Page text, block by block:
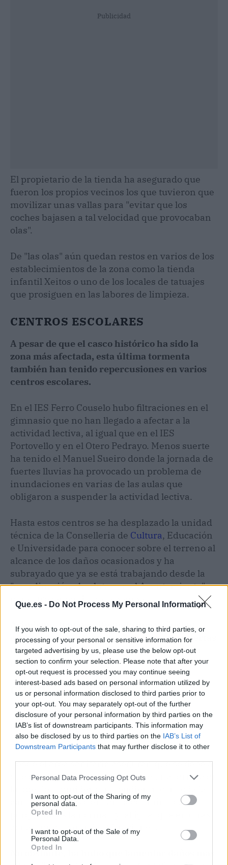
Que.es - Do Not Process My Personal Information
If you wish to opt-out of the sale, sharing to third parties, or
processing of your personal or sensitive information for
targeted advertising by us, please use the below opt-out
section to confirm your selection. Please note that after your
opt-out request is processed you may continue seeing
interest-based ads based on personal information utilized by
us or personal information disclosed to third parties prior to
your opt-out. You may separately opt-out of the further
disclosure of your personal information by third parties on the
IAB’s list of downstream participants. This information may
also be disclosed by us to third parties on the IAB’s List of
Downstream Participants that may further disclose it to other
Personal Data Processing Opt Outs
I want to opt-out of the Sharing of my
personal data.
Opted In
I want to opt-out of the Sale of my
Personal Data.
Opted In
Publicidad
El propietario de la tienda ha asegurado que
fueron los propios vecinos los que tuvieron que
movilizar unas vallas para "evitar que los
coches bajasen a tal velocidad que provocaban
olas".
De "las olas" aún quedan restos en varios de los
establecimientos de la zona como la tienda
infantil Xeitos o uno de los locales de tatuajes
que prosiguen en las labores de limpieza.
CENTROS ESCOLARES
A pesar de que el casco histórico ha sido la
zona más afectada, esta última tormenta
también han tenido repercusiones en varios
centros escolares.
En el IES Ferro Couselo hubo filtraciones en el
gimnasio que no han llegado a afectar a la
actividad lectiva, al igual que en el IES
Portovello y en el Otero Pedrayo. Menos suerte
ha tenido el Manuel Sueiro donde la jornada de
fuertes lluvias ha provocado un problema de
inundaciones en varias de las aulas que
obligaron a suspender la actividad lectiva.
Hasta estos centros se ha desplazado la unidad
técnica de la Conselleria de Cultura, Educación
e Universidade para conocer sobre el terreno al
alcance de los daños ocasionados y ha
subrayado que ya se está trabajando desde la
"coordinación absoluta con el Ayuntamiento"
para ofrecer equipos de bombeo.
Asimismo, han manifestado que se "están
revisando todas las zonas" para que las alertas
de tormenta que siguen activas "no causen
más daños".
CHUO
En el Complexo Hospitalario de Ourense, las
goteras se hicieron visibles entre el Hospital
Materno Infantil y el Edificio de Cristal.
Desde el área sanitaria aseguran que se debe a
que esa zona está justo debajo de una terraza en
cantidad que cayó en tan pocos minutos,
porque no es la normal" y, al igual que en otras
zonas, provocaron las filtraciones.
No obstante, ha hubo que lamentar daños más